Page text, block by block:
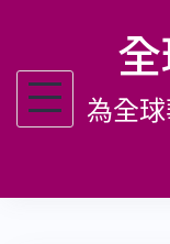
主
為全